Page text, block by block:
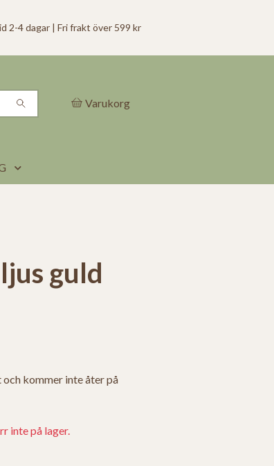
2-4 dagar | Fri frakt över 599 kr
Varukorg
guld
kommer inte åter på
inte på lager.